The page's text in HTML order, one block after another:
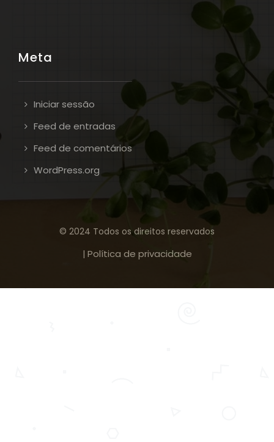
Meta
Iniciar sessão
Feed de entradas
Feed de comentários
WordPress.org
© 2024 Todos os direitos reservados
| Política de privacidade